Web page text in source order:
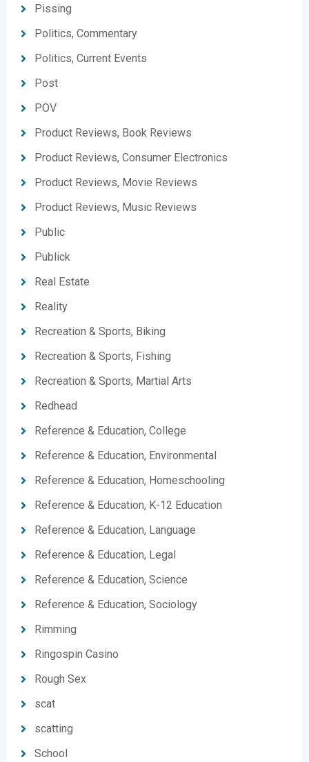
Pissing
Politics, Commentary
Politics, Current Events
Post
POV
Product Reviews, Book Reviews
Product Reviews, Consumer Electronics
Product Reviews, Movie Reviews
Product Reviews, Music Reviews
Public
Publick
Real Estate
Reality
Recreation & Sports, Biking
Recreation & Sports, Fishing
Recreation & Sports, Martial Arts
Redhead
Reference & Education, College
Reference & Education, Environmental
Reference & Education, Homeschooling
Reference & Education, K-12 Education
Reference & Education, Language
Reference & Education, Legal
Reference & Education, Science
Reference & Education, Sociology
Rimming
Ringospin Casino
Rough Sex
scat
scatting
School